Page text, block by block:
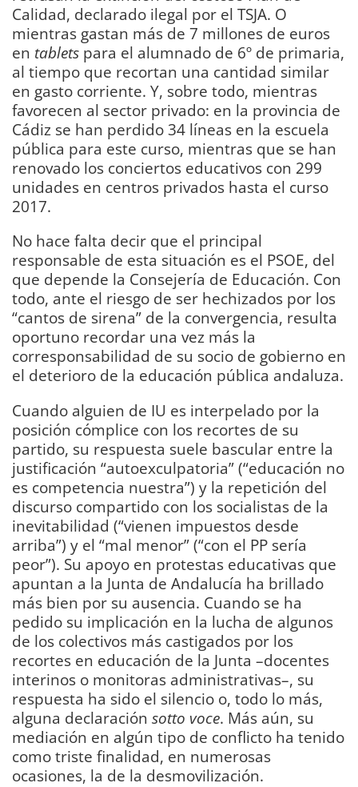
Calidad, declarado ilegal por el TSJA. O
mientras gastan más de 7 millones de euros
en tablets para el alumnado de 6º de primaria,
al tiempo que recortan una cantidad similar
en gasto corriente. Y, sobre todo, mientras
favorecen al sector privado: en la provincia de
Cádiz se han perdido 34 líneas en la escuela
pública para este curso, mientras que se han
renovado los conciertos educativos con 299
unidades en centros privados hasta el curso
2017.
No hace falta decir que el principal
responsable de esta situación es el PSOE, del
que depende la Consejería de Educación. Con
todo, ante el riesgo de ser hechizados por los
“cantos de sirena” de la convergencia, resulta
oportuno recordar una vez más la
corresponsabilidad de su socio de gobierno en
el deterioro de la educación pública andaluza.
Cuando alguien de IU es interpelado por la
posición cómplice con los recortes de su
partido, su respuesta suele bascular entre la
justificación “autoexculpatoria” (“educación no
es competencia nuestra”) y la repetición del
discurso compartido con los socialistas de la
inevitabilidad (“vienen impuestos desde
arriba”) y el “mal menor” (“con el PP sería
peor”). Su apoyo en protestas educativas que
apuntan a la Junta de Andalucía ha brillado
más bien por su ausencia. Cuando se ha
pedido su implicación en la lucha de algunos
de los colectivos más castigados por los
recortes en educación de la Junta –docentes
interinos o monitoras administrativas–, su
respuesta ha sido el silencio o, todo lo más,
alguna declaración sotto voce. Más aún, su
mediación en algún tipo de conflicto ha tenido
como triste finalidad, en numerosas
ocasiones, la de la desmovilización.